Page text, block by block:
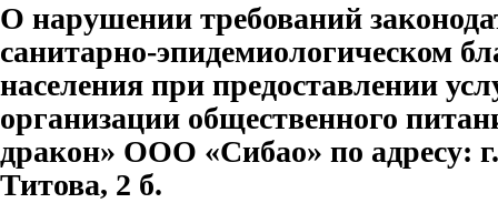
О нарушении требований
санитарно-эпидемиологическом
населения при предоставлении
организации общественного
дракон» ООО «Сибао» по адресу:
Титова, 2 б.